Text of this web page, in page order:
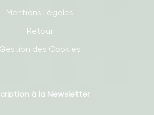
Mentions Légales
Retour
Gestion des Cookies
à la Newsletter